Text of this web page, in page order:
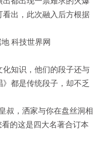
出，此次融入后方根据
知识，他们的段子还与
都是传统段子，却不乏
叔，洒家与你在盘丝洞相
的这是四大名著合订本